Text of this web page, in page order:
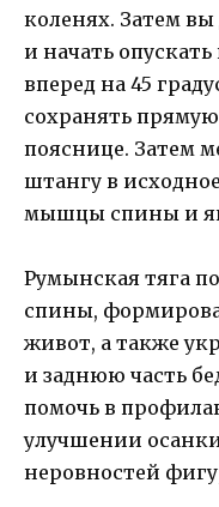
коленях. Затем
и начать
вперед на 45
сохранять
пояснице. Затем
штангу в
мышцы спины и
Румынская тяга
спины,
живот, а также
и заднюю часть
помочь в
улучшении
неровностей